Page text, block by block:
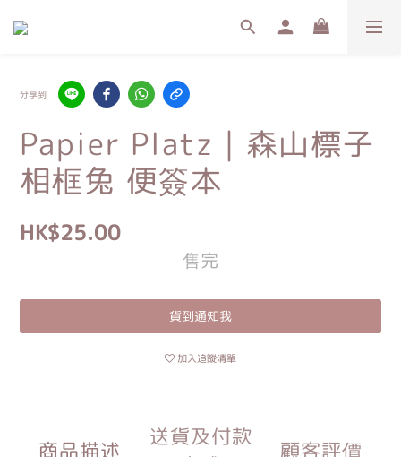
分享到
Papier Platz｜森山標子
相框兔 便簽本
HK$25.00
售完
貨到通知我
加入追蹤清單
商品描述
送貨及付款
顧客評價